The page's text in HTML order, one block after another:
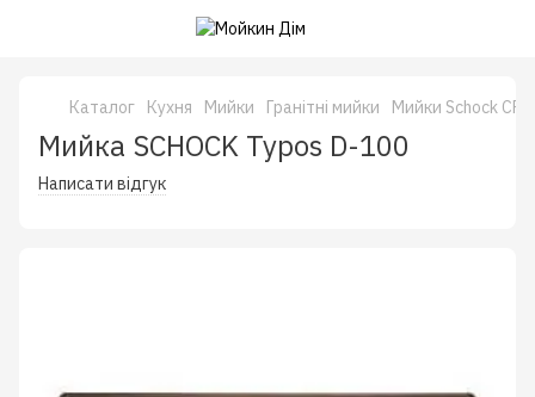
Каталог Кухня Мийки Гранітні мийки Мийки Schock
Мийка SCHOCK Typos D-100
Написати відгук